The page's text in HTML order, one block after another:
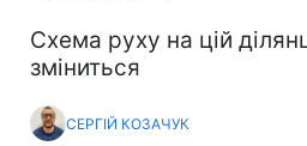
Схема руху на цій
зміниться
СЕРГІЙ КОЗАЧУК